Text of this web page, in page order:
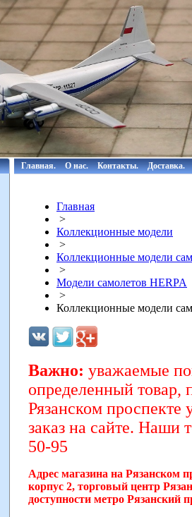
Главная. О нас. Контакты. Доставка.
Главная
>
Коллекционные модели
>
Коллекционные модели
>
Модели самолетов HERPA
>
Коллекционные модели
Важно: уважаемые
определенный товар,
Рязанском проспекте
заказ на сайте. Наши
50-95
Адрес магазина на Рязанском
корпус 2, торговый центр
доступности метро Рязанский